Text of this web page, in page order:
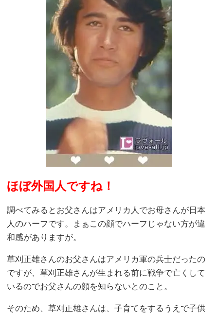
ほぼ外国人ですね！
調べてみるとお父さんはアメリカ人でお母さんが日本
人のハーフです。まぁこの顔でハーフじゃない方が違
和感がありますが。
草刈正雄さんのお父さんはアメリカ軍の兵士だったの
ですが、草刈正雄さんが生まれる前に戦争で亡くして
いるのでお父さんの顔を知らないとのこと。
そのため、草刈正雄さんは、子育てをするうえで子供